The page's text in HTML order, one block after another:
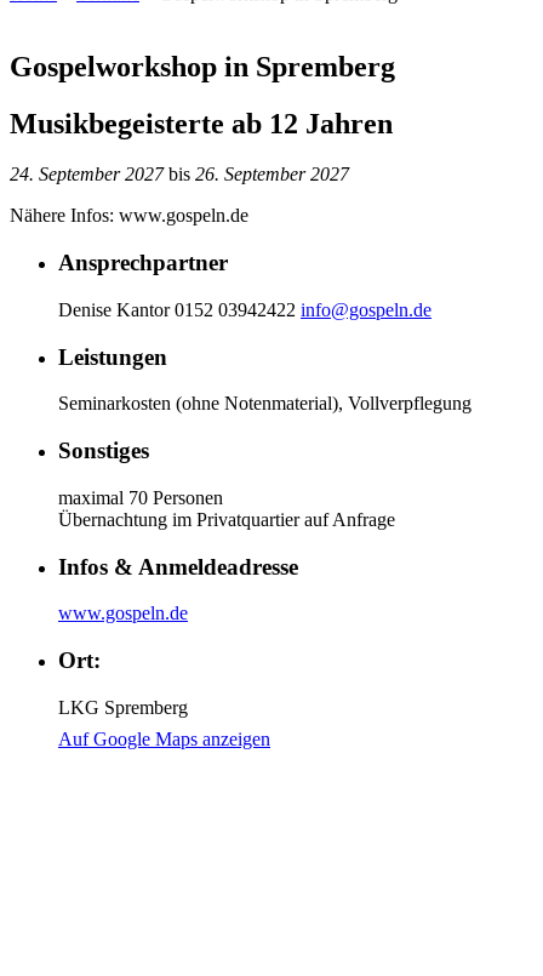
Gospelworkshop in Spremberg
Musikbegeisterte ab 12 Jahren
24. September2027 bis 26. September2027
Nähere Infos: www.gospeln.de
Ansprechpartner
Denise Kantor 0152 03942422 info@gospeln.de
Leistungen
Seminarkosten (ohne Notenmaterial), Vollverpflegung
Sonstiges
maximal 70 Personen
Übernachtung im Privatquartier auf Anfrage
Infos & Anmeldeadresse
www.gospeln.de
Ort:
LKG Spremberg
Auf Google Maps anzeigen